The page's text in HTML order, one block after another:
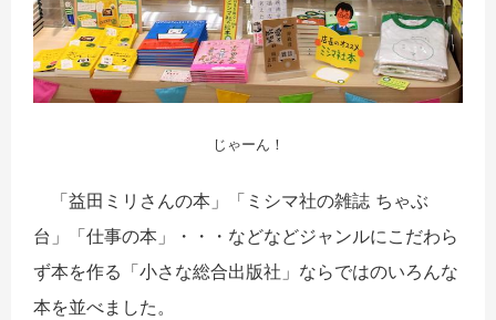
じゃーん！
「益田ミリさんの本」「ミシマ社の雑誌 ちゃぶ
台」「仕事の本」・・・などなどジャンルにこだわら
ず本を作る「小さな総合出版社」ならではのいろんな
本を並べました。